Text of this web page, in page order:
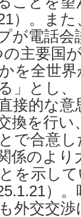
）。ま
が電話会
主要国
を全世
」とし
接的な意
換を行い
で合意
係のより
を示し
）
外交交